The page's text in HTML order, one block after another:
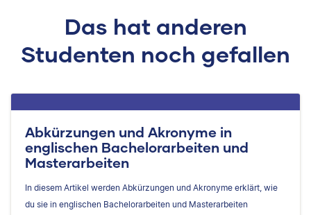
Das hat anderen
Studenten noch gefallen
Abkürzungen und Akronyme in
englischen Bachelorarbeiten und
Masterarbeiten
In diesem Artikel werden Abkürzungen und Akronyme erklärt, wie
du sie in englischen Bachelorarbeiten und Masterarbeiten